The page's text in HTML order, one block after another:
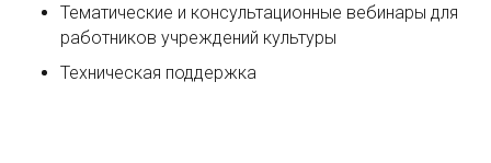
Тематические и консультационные вебинары для
работников учреждений культуры
Техническая поддержка